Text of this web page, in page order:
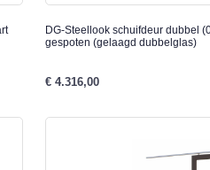
DG-Steellook schuifdeur dubbel
gespoten (gelaagd dubbelglas)
€ 4.316,00